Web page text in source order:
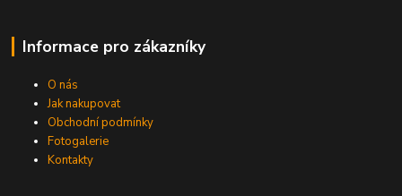
Informace pro zákazníky
O nás
Jak nakupovat
Obchodní podmínky
Fotogalerie
Kontakty